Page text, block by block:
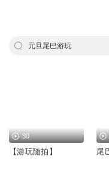
元旦尾巴游玩
80
【游玩随拍】 尾